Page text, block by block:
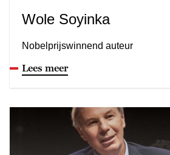
Wole Soyinka
Nobelprijswinnend auteur
Lees meer